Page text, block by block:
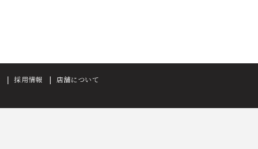
採用情報
店舗について